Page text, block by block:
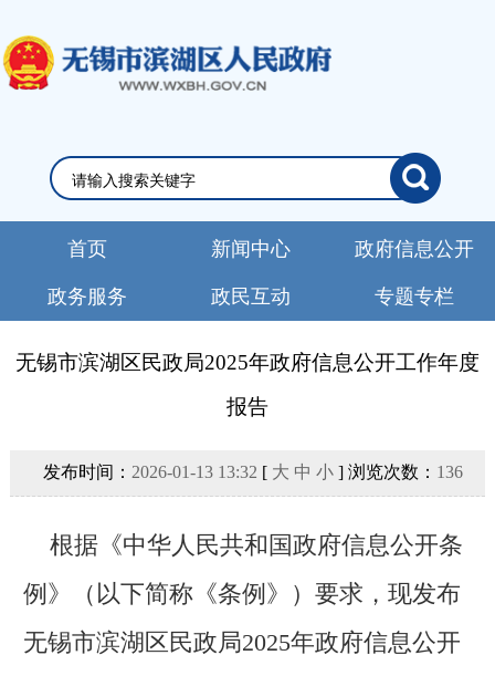
首页 新闻中心 政府信息公开
政务服务 政民互动 专题专栏
无锡市滨湖区民政局2025年政府信息公开工作年度
报告
发布时间： 2026-01-13 13:32 [ 大 中 小] 浏览次数： 136
根据《中华人民共和国政府信息公开条
例》（以下简称《条例》）要求，现发布
无锡市滨湖区民政局2025年政府信息公开